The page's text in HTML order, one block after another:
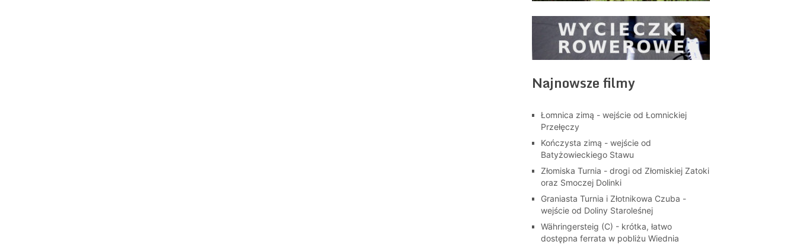
Najnowsze filmy
Łomnica zimą - wejście od Łomnickiej
Przełęczy
Kończysta zimą - wejście od
Batyżowieckiego Stawu
Złomiska Turnia - drogi od Złomiskiej Zatoki
oraz Smoczej Dolinki
Graniasta Turnia i Złotnikowa Czuba -
wejście od Doliny Staroleśnej
Währingersteig (C) - krótka, łatwo
dostępna ferrata w pobliżu Wiednia